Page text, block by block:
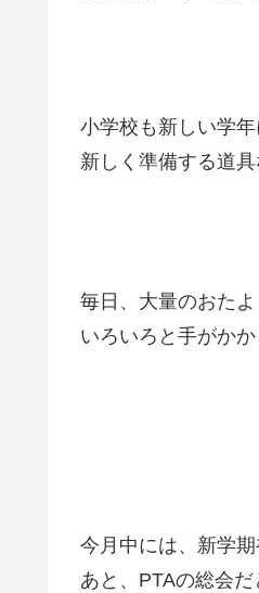
小学校も新しい学
新しく準備する道具
毎日、大量のおた
いろいろと手がかか
今月中には、新学
あと、PTAの総会だ